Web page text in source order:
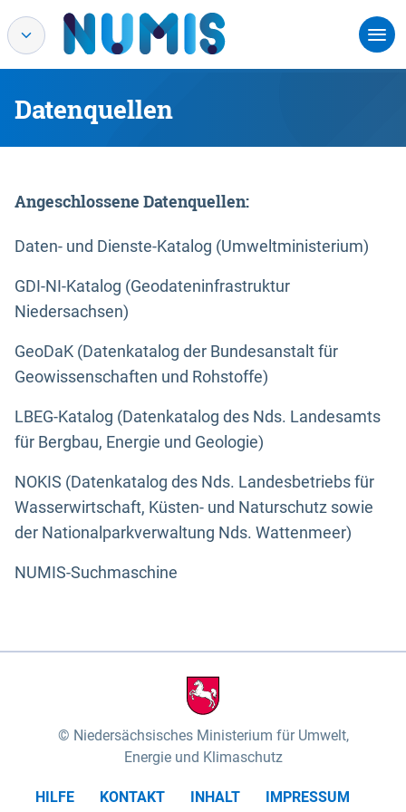
Datenquellen
Angeschlossene Datenquellen:
Daten- und Dienste-Katalog (Umweltministerium)
GDI-NI-Katalog (Geodateninfrastruktur
Niedersachsen)
GeoDaK (Datenkatalog der Bundesanstalt für
Geowissenschaften und Rohstoffe)
LBEG-Katalog (Datenkatalog des Nds. Landesamts
für Bergbau, Energie und Geologie)
NOKIS (Datenkatalog des Nds. Landesbetriebs für
Wasserwirtschaft, Küsten- und Naturschutz sowie
der Nationalparkverwaltung Nds. Wattenmeer)
NUMIS-Suchmaschine
Niedersächsisches Ministerium für Umwelt,
Energie und Klimaschutz
HILFE KONTAKT INHALT
IMPRESSUM